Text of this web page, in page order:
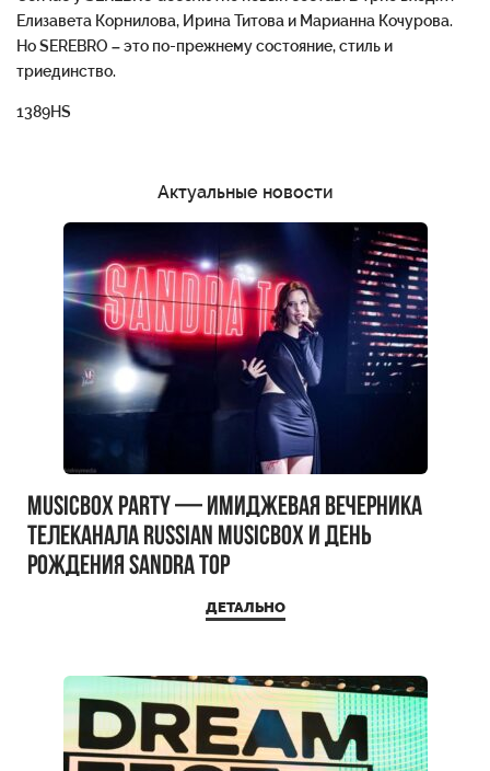
Елизавета Корнилова, Ирина Титова и Марианна Кочурова.
Но SEREBRO – это по-прежнему состояние, стиль и
триединство.
1389HS
Актуальные новости
MUSICBOX PARTY — имиджевая вечерника
телеканала RUSSIAN MUSICBOX и день
рождения Sandra Top
ДЕТАЛЬНО